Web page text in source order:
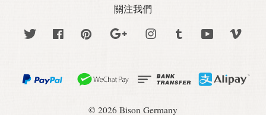
關注我們
Twitter Facebook Pinterest Google Instagram Tumblr YouTube
© 2026 Bison Germany